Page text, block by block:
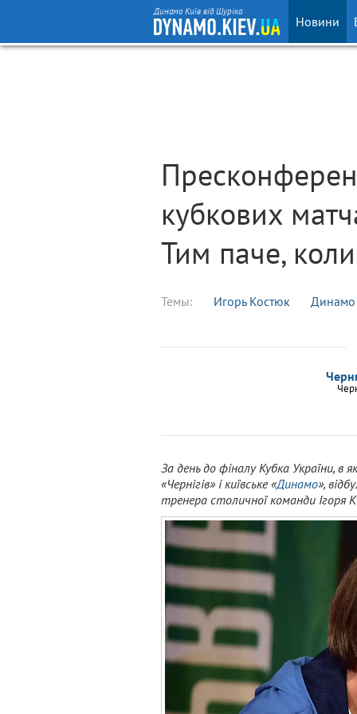
Динамо Київ від Шуріка
Новини
кубкових
Тим паче,
Темы: Игорь Костюк Динамо
За день до фіналу Кубка України, в
«Чернігів» і київське «Динамо»,
тренера столичної команди Ігоря